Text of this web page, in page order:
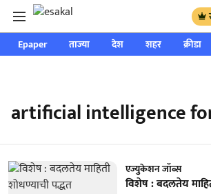
Epaper ताज्या देश शहर क्रीडा
artificial intelligence
एज्युकेशन जॉब्स
विशेष : बदलतेय